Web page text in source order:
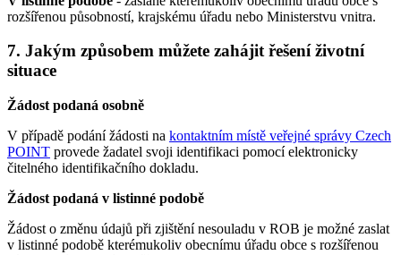
rozšířenou působností, krajskému úřadu nebo Ministerstvu vnitra.
7. Jakým způsobem můžete zahájit řešení životní
situace
Žádost podaná osobně
V případě podání žádosti na kontaktním místě veřejné správy Czech
POINT provede žadatel svoji identifikaci pomocí elektronicky
čitelného identifikačního dokladu.
Žádost podaná v listinné podobě
Žádost o změnu údajů při zjištění nesouladu v ROB je možné zaslat
v listinné podobě kterémukoliv obecnímu úřadu obce s rozšířenou